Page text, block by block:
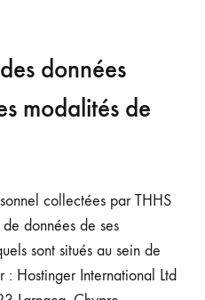
données
modalités de
collectées par THHS
données de ses
sont situés au sein de
: Hostinger International Ltd